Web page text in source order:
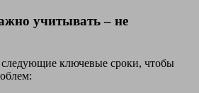
учитывать – не
ключевые сроки, чтобы